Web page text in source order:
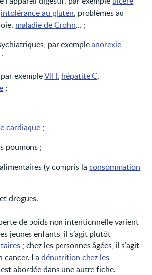
intolérance au gluten, problèmes au
maladie de Crohn… ;
par exempleanorexie,
;
exempleVIH, hépatite C,
;
cardiaque ;
poumons ;
(y compris laconsommation
drogues.
de poids non intentionnelle varient
jeunes enfants, il s’agit plutôt
; chez les personnes âgées, il s’agit
cancer. Ladénutrition chez les
est abordée dans une autre fiche.